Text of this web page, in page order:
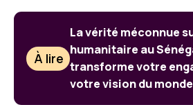
À lire
La vérité méconnue
humanitaire au
transforme votre
votre vision du monde